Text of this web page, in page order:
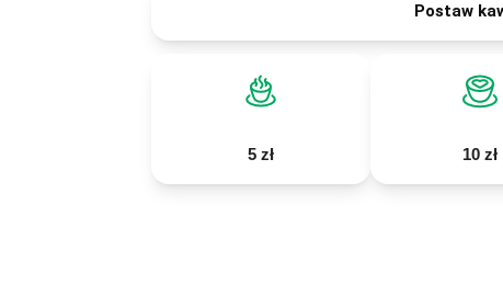
Postaw
5 zł 10 zł